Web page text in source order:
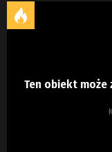
Ten obiekt